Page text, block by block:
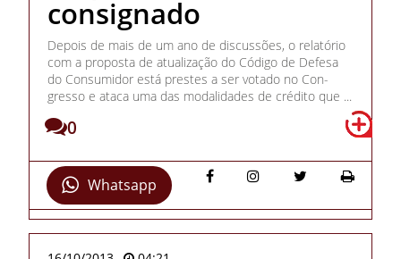
consignado
Depois de mais de um ano de discussões, o relatório
com a proposta de atualização do Código de Defesa
do Con­sumidor está prestes a ser votado no Con­
gresso e ataca uma das modalidades de crédito que ...
0
Whatsapp